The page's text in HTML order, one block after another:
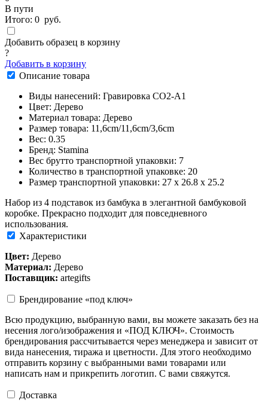
В пути
Итого: 0 руб.
Добавить образец в корзину
?
Добавить в корзину
Описание товара
Виды нанесений: Гравировка CO2-А1
Цвет: Дерево
Материал товара: Дерево
Размер товара: 11,6cm/11,6cm/3,6cm
Вес: 0.35
Бренд: Stamina
Вес брутто транспортной упаковки: 7
Количество в транспортной упаковке: 20
Размер транспортной упаковки: 27 x 26.8 x 25.2
Набор из 4 подставок из бамбука в элегантной бамбуковой
коробке. Прекрасно подходит для повседневного
использования.
Характеристики
Цвет: Дерево
Материал: Дерево
Поставщик: artegifts
Брендирование «под ключ»
Всю продукцию, выбранную вами, вы можете заказать без на
несения лого/изображения и «ПОД КЛЮЧ». Стоимость
брендирования рассчитывается через менеджера и зависит от
вида нанесения, тиража и цветности. Для этого необходимо
отправить корзину с выбранными вами товарами или
написать нам и прикрепить логотип. С вами свяжутся.
Доставка